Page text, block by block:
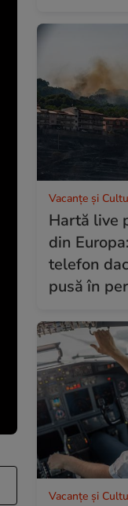
Vacanțe și
Hartă live
din
telefon
pusă în
Vacanțe și